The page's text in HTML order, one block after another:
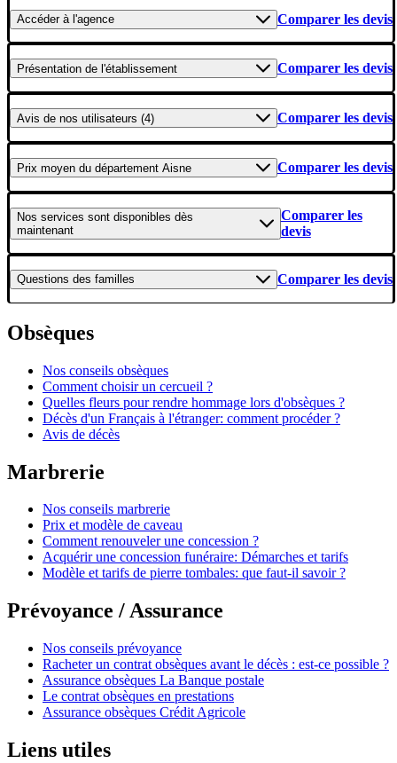
Accéderà l'agence Comparer les devis
Présentation de l'établissement Comparer les devis
Avis de nos utilisateurs (4) Comparer les devis
Prix moyen du département Aisne Comparer les devis
Nos services sont disponibles dès
maintenant
Comparer les
devis
Questions des familles Comparer les devis
Obsèques
Nos conseils obsèques
Comment choisir un cercueil ?
Quelles fleurs pour rendre hommage lors d'obsèques ?
Décès d'un Français à l'étranger: comment procéder ?
Avis de décès
Marbrerie
Nos conseils marbrerie
Prix et modèle de caveau
Comment renouveler une concession ?
Acquérir une concession funéraire: Démarches et tarifs
Modèle et tarifs de pierre tombales: que faut-il savoir ?
Prévoyance / Assurance
Nos conseils prévoyance
Racheter un contrat obsèques avant le décès : est-ce possible ?
Assurance obsèques La Banque postale
Le contrat obsèques en prestations
Assurance obsèques Crédit Agricole
Liens utiles